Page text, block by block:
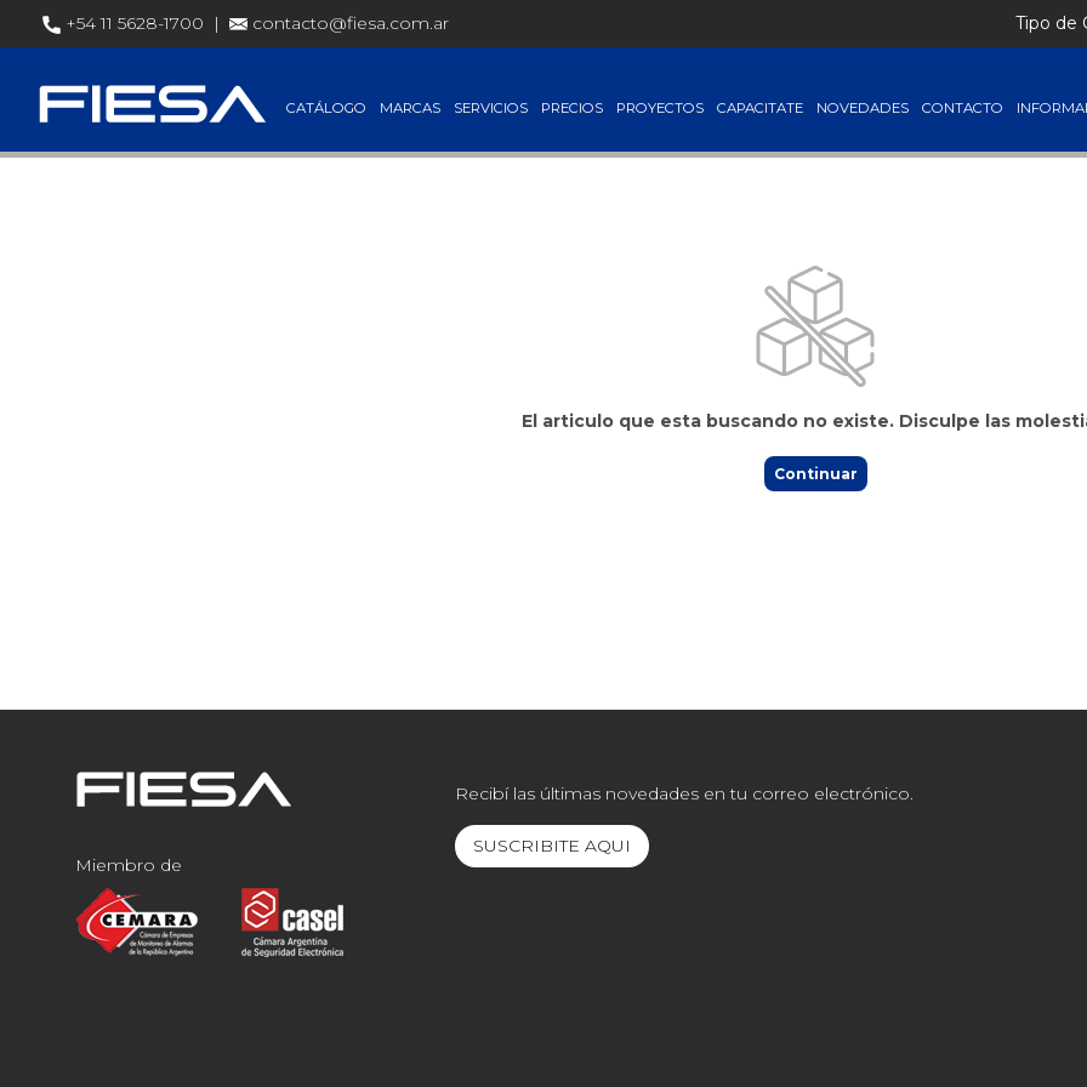
+54 11 5628-1700 | contacto@fiesa.com.ar Tipo de
CATÁLOGO MARCAS SERVICIOS PRECIOS PROYECTOS CAPACITATE NOVEDADES CONTACTO
Precios de Lista + IVA │ Consultá tus precios ingresando con tu usuario
El articulo que esta buscando no existe. Disculpe las
Continuar
Miembro de
Recibí las últimas novedades en tu correo electrónico.
SUSCRIBITE AQUI